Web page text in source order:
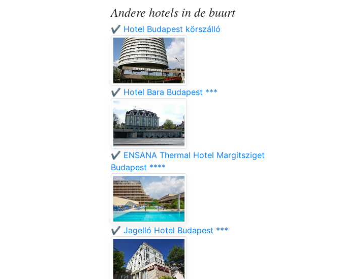
Andere hotels in de buurt
✔️ Hotel Budapest körszálló
✔️ Hotel Bara Budapest ***
✔️ ENSANA Thermal Hotel Margitsziget
Budapest ****
✔️ Jagelló Hotel Budapest ***